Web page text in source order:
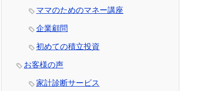
ママのためのマネー講座
企業顧問
初めての積立投資
お客様の声
家計診断サービス